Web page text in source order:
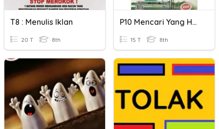
T8 : Menulis Iklan
20 T 8th
P10 Mencari Yang Halal
15 T 8th